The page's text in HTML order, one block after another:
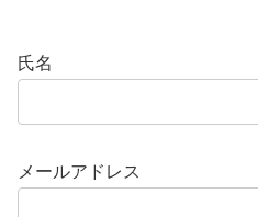
氏名
メールアドレス